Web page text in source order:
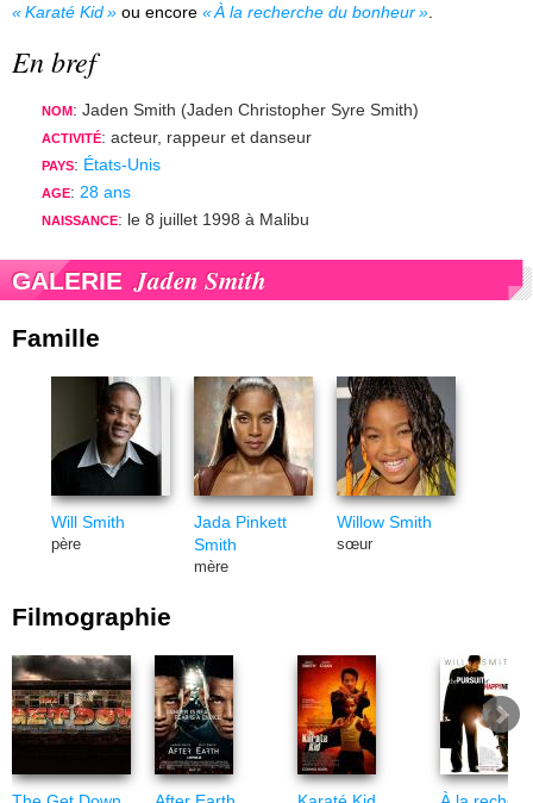
Karaté Kid
ou encore À la recherche du bonheur
En bref
NOM : Jaden Smith (Jaden Christopher Syre Smith)
ACTIVITÉ: acteur, rappeur et danseur
PAYS: États-Unis
AGE: 28 ans
NAISSANCE: le 8 juillet 1998 à Malibu
GALERIE Jaden Smith
Famille
Will Smith
père
Jada Pinkett
Smith
mère
Willow Smith
sœur
Filmographie